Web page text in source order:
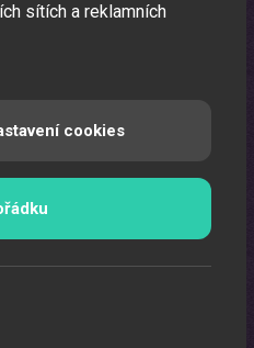
nezapomenutelnou oslavu.
sítích a reklamních
cookies